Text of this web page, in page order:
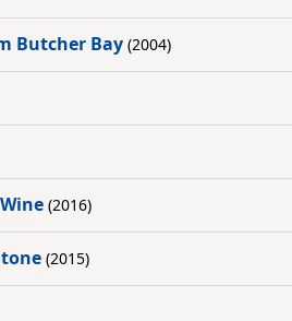
Butcher Bay (2004)
(2016)
(2015)